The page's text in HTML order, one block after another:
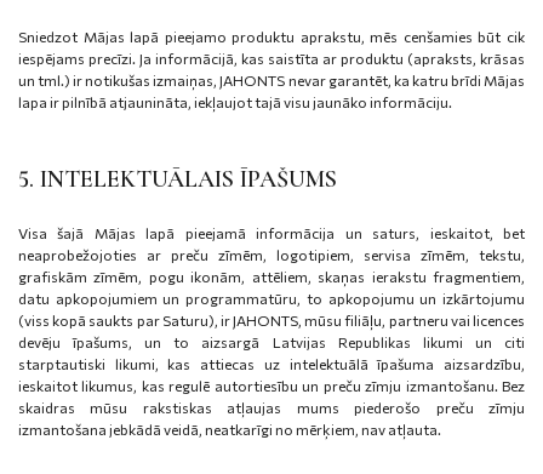
Sniedzot Mājas lapā pieejamo produktu aprakstu, mēs cenšamies būt cik
iespējams precīzi. Ja informācijā, kas saistīta ar produktu (apraksts, krāsas
un tml.) ir notikušas izmaiņas, JAHONTS nevar garantēt, ka katru brīdi Mājas
lapa ir pilnībā atjaunināta, iekļaujot tajā visu jaunāko informāciju.
5. INTELEKTUĀLAIS ĪPAŠUMS
Visa šajā Mājas lapā pieejamā informācija un saturs, ieskaitot, bet
neaprobežojoties ar preču zīmēm, logotipiem, servisa zīmēm, tekstu,
grafiskām zīmēm, pogu ikonām, attēliem, skaņas ierakstu fragmentiem,
datu apkopojumiem un programmatūru, to apkopojumu un izkārtojumu
(viss kopā saukts par Saturu), ir JAHONTS, mūsu filiāļu, partneru vai licences
devēju īpašums, un to aizsargā Latvijas Republikas likumi un citi
starptautiski likumi, kas attiecas uz intelektuālā īpašuma aizsardzību,
ieskaitot likumus, kas regulē autortiesību un preču zīmju izmantošanu. Bez
skaidras mūsu rakstiskas atļaujas mums piederošo preču zīmju
izmantošana jebkādā veidā, neatkarīgi no mērķiem, nav atļauta.